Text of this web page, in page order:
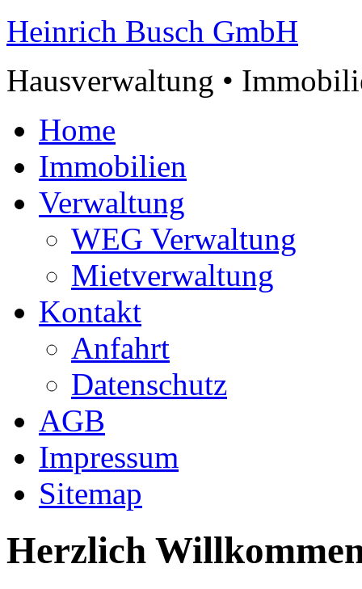
Heinrich Busch GmbH
Hausverwaltung •
Home
Immobilien
Verwaltung
WEG Verwaltung
Mietverwaltung
Kontakt
Anfahrt
Datenschutz
AGB
Impressum
Sitemap
Herzlich